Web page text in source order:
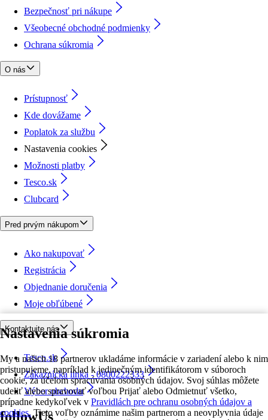
Nastavenia súkromia
My a našich 18 partnerov ukladáme informácie v zariadení alebo k nim
pristupujeme, napríklad k jedinečným identifikátorom v súboroch
cookie, za účelom spracúvania osobných údajov. Svoj súhlas môžete
udeliť alebo spravovať voľbou Prijať alebo Odmietnuť všetko,
prípadne kedykoľvek v Pravidlách pre ochranu osobných údajov a
cookies. Tieto voľby oznámime našim partnerom a neovplyvnia údaje
Bezpečnosť pri nákupe
Všeobecné obchodné podmienky
Ochrana súkromia
O nás
Prístupnosť
Kde dovážame
Poplatok za službu
Nastavenia cookies
Možnosti platby
Tesco.sk
Clubcard
Pred prvým nákupom
Ako nakupovať
Registrácia
Objednanie doručenia
Moje obľúbené
Kontaktujte nás
Tesco.sk
Zákaznícka linka - 0800222333
Výber obchodu
followUs